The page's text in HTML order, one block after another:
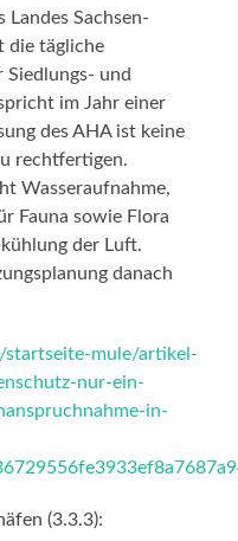
Sachsen-
die tägliche
und
im Jahr einer
des AHA ist keine
rechtfertigen.
Wasseraufnahme,
Fauna sowie Flora
der Luft.
danach
startseite-mule/artikel-
nur-ein-
in-
(3.3.3):